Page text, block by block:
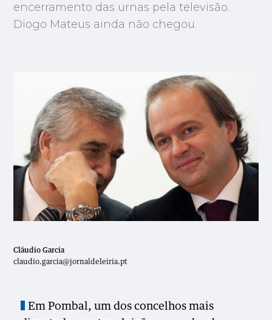
encerramento das urnas pela televisão.
Diogo Mateus ainda não chegou.
Cláudio Garcia
claudio.garcia@jornaldeleiria.pt
Em Pombal, um dos concelhos mais